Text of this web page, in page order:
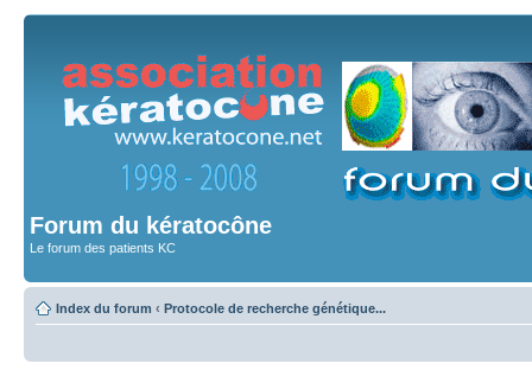
Forum du kératocône
Le forum des patients KC
Index du forum ‹ Protocole de recherche génétique...